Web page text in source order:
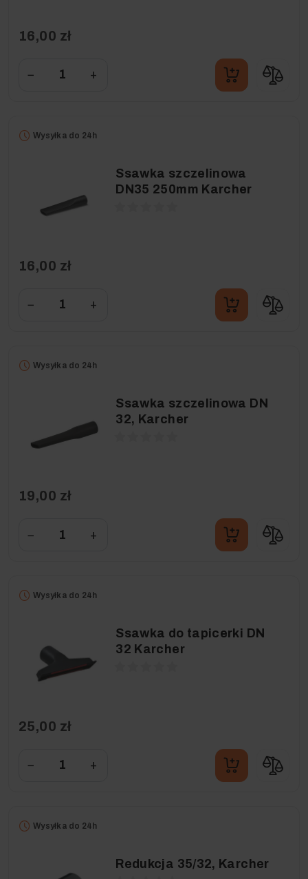
16,00 zł
− +
Wysyłka do 24h
Ssawka szczelinowa
DN35 250mm Karcher
16,00 zł
− +
Wysyłka do 24h
Ssawka szczelinowa DN
32, Karcher
19,00 zł
− +
Wysyłka do 24h
Ssawka do tapicerki DN
32 Karcher
25,00 zł
− +
Wysyłka do 24h
Redukcja 35/32, Karcher